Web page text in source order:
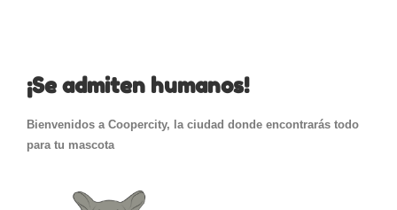
¡Se admiten humanos!
Bienvenidos a Coopercity, la ciudad donde encontrarás todo
para tu mascota